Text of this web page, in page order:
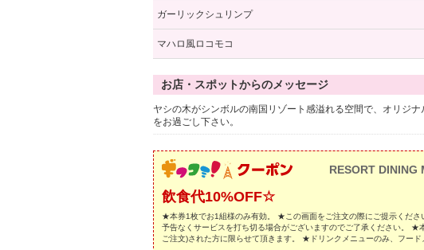
ガーリックシュリンプ
マハロ風ロコモコ
お店・スポットからのメッセージ
ヤシの木がシンボルの南国リゾート感溢れる空間で、オリジ
をお過ごし下さい。
RESORT DINING
飲食代10%OFF☆
★本券1枚でお1組様のみ有効。 ★この画面をご注文の際にご提示くだ
予告なくサービスを打ち切る場合がございますのでご了承ください。
ご注文)された方に限らせて頂きます。 ★ドリンクメニューのみ、フード